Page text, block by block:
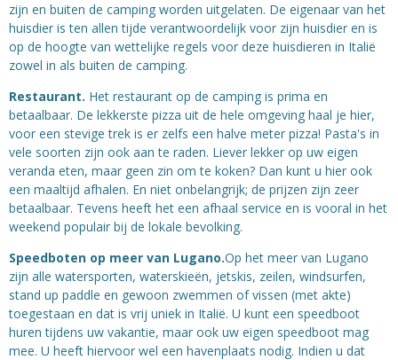
zijn en buiten de camping worden uitgelaten. De eigenaar van het
huisdier is ten allen tijde verantwoordelijk voor zijn huisdier en is
op de hoogte van wettelijke regels voor deze huisdieren in Italië
zowel in als buiten de camping.
Restaurant. Het restaurant op de camping is prima en
betaalbaar. De lekkerste pizza uit de hele omgeving haal je hier,
voor een stevige trek is er zelfs een halve meter pizza! Pasta's in
vele soorten zijn ook aan te raden. Liever lekker op uw eigen
veranda eten, maar geen zin om te koken? Dan kunt u hier ook
een maaltijd afhalen. En niet onbelangrijk; de prijzen zijn zeer
betaalbaar. Tevens heeft het een afhaal service en is vooral in het
weekend populair bij de lokale bevolking.
Speedboten op meer van Lugano.Op het meer van Lugano
zijn alle watersporten, waterskieën, jetskis, zeilen, windsurfen,
stand up paddle en gewoon zwemmen of vissen (met akte)
toegestaan en dat is vrij uniek in Italië. U kunt een speedboot
huren tijdens uw vakantie, maar ook uw eigen speedboot mag
mee. U heeft hiervoor wel een havenplaats nodig. Indien u dat